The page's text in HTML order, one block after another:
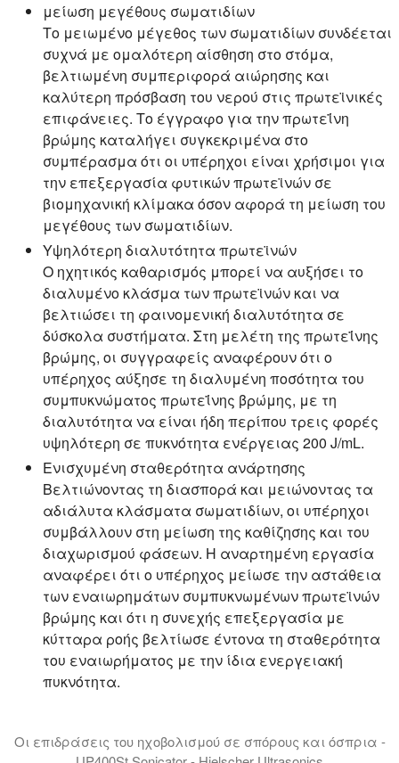
μείωση μεγέθους σωματιδίων
Το μειωμένο μέγεθος των σωματιδίων συνδέεται
συχνά με ομαλότερη αίσθηση στο στόμα,
βελτιωμένη συμπεριφορά αιώρησης και
καλύτερη πρόσβαση του νερού στις πρωτεϊνικές
επιφάνειες. Το έγγραφο για την πρωτεΐνη
βρώμης καταλήγει συγκεκριμένα στο
συμπέρασμα ότι οι υπέρηχοι είναι χρήσιμοι για
την επεξεργασία φυτικών πρωτεϊνών σε
βιομηχανική κλίμακα όσον αφορά τη μείωση του
μεγέθους των σωματιδίων.
Υψηλότερη διαλυτότητα πρωτεϊνών
Ο ηχητικός καθαρισμός μπορεί να αυξήσει το
διαλυμένο κλάσμα των πρωτεϊνών και να
βελτιώσει τη φαινομενική διαλυτότητα σε
δύσκολα συστήματα. Στη μελέτη της πρωτεΐνης
βρώμης, οι συγγραφείς αναφέρουν ότι ο
υπέρηχος αύξησε τη διαλυμένη ποσότητα του
συμπυκνώματος πρωτεΐνης βρώμης, με τη
διαλυτότητα να είναι ήδη περίπου τρεις φορές
υψηλότερη σε πυκνότητα ενέργειας 200 J/mL.
Ενισχυμένη σταθερότητα ανάρτησης
Βελτιώνοντας τη διασπορά και μειώνοντας τα
αδιάλυτα κλάσματα σωματιδίων, οι υπέρηχοι
συμβάλλουν στη μείωση της καθίζησης και του
διαχωρισμού φάσεων. Η αναρτημένη εργασία
αναφέρει ότι ο υπέρηχος μείωσε την αστάθεια
των εναιωρημάτων συμπυκνωμένων πρωτεϊνών
βρώμης και ότι η συνεχής επεξεργασία με
κύτταρα ροής βελτίωσε έντονα τη σταθερότητα
του εναιωρήματος με την ίδια ενεργειακή
πυκνότητα.
Οι επιδράσεις του ηχοβολισμού σε σπόρους και όσπρια -